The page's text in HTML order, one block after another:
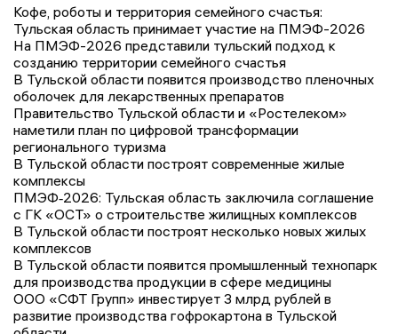
Кофе, роботы и территория семейного счастья:
Тульская область принимает участие на ПМЭФ-2026
На ПМЭФ-2026 представили тульский подход к
созданию территории семейного счастья
В Тульской области появится производство пленочных
оболочек для лекарственных препаратов
Правительство Тульской области и «Ростелеком»
наметили план по цифровой трансформации
регионального туризма
В Тульской области построят современные жилые
комплексы
ПМЭФ‑2026: Тульская область заключила соглашение
с ГК «ОСТ» о строительстве жилищных комплексов
В Тульской области построят несколько новых жилых
комплексов
В Тульской области появится промышленный технопарк
для производства продукции в сфере медицины
ООО «СФТ Групп» инвестирует 3 млрд рублей в
развитие производства гофрокартона в Тульской